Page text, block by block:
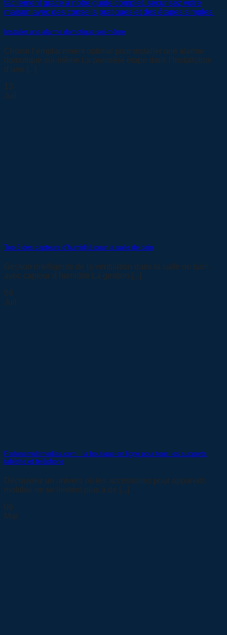
Installer une alarme domotique soi-même
Choisir l’emplacement optimal pour installer une alarme
domotique soi-même La première étape dans l’installation
d’une [...]
13
Juil
Top 5 des capteurs d’humidité pour la salle de bain
Gestion intelligente de la ventilation dans la salle de bain
avec capteur d’humidité La gestion [...]
08
Juil
Parlonsmultimedias.com : la boutique en ligne pour tous les supports
tablette et téléphone
Découvrez un univers où les accessoires pour appareils
mobiles ne se limitent plus à de [...]
06
Mai